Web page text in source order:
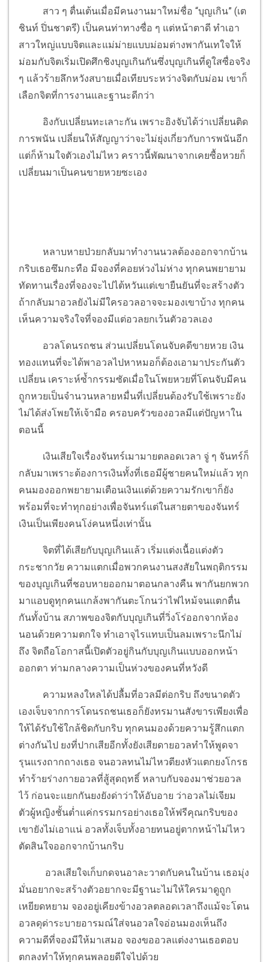
สาว ๆ ตื่นเต้นเมื่อมีคนงานมาใหม่ชื่อ “บุญเกิน” (เต
ชินท์ ปิ่นชาตรี) เป็นคนท่าทางซื่อ ๆ แต่หน้าตาดี ทำเอา
สาวใหญ่แบบจิตและแม่ม่ายแบบม่อมต่างพากันเทใจให้
ม่อมกับจิตเริ่มเปิดศึกชิงบุญเกินกันซึ่งบุญเกินที่ดูใสซื่อจริง
ๆ แล้วร้ายลึกหวังสบายเมื่อเทียบระหว่างจิตกับม่อม เขาก็
เลือกจิตที่การงานและฐานะดีกว่า
อิงกับเปลี่ยนทะเลาะกัน เพราะอิงจับได้ว่าเปลี่ยนติด
การพนัน เปลี่ยนให้สัญญาว่าจะไม่ยุ่งเกี่ยวกับการพนันอีก
แต่ก็ห้ามใจตัวเองไม่ไหว คราวนี้พัฒนาจากเคยซื้อหวยก็
เปลี่ยนมาเป็นคนขายหวยซะเอง
หลาบหายป่วยกลับมาทำงานนวลต้องออกจากบ้าน
กริบเธอซึมกะทือ มีจองที่คอยห่วงไม่ห่าง ทุกคนพยายาม
ทัดทานเรื่องที่จองจะไปไต้หวันแต่เขายืนยันที่จะสร้างตัว
ถ้ากลับมาอวลยังไม่มีใครอวลอาจจะมองเขาบ้าง ทุกคน
เห็นความจริงใจที่จองมีแต่อวลยกเว้นตัวอวลเอง
อวลโดนรถชน ส่วนเปลี่ยนโดนจับคดีขายหวย เงิน
ทองแทนที่จะได้พาอวลไปหาหมอก็ต้องเอามาประกันตัว
เปลี่ยน เคราะห์ซ้ำกรรมซัดเมื่อในโพยหวยที่โดนจับมีคน
ถูกหวยเป็นจำนวนหลายหมื่นที่เปลี่ยนต้องรับใช้เพราะยัง
ไม่ได้ส่งโพยให้เจ้ามือ ครอบครัวของอวลมีแต่ปัญหาใน
ตอนนี้
เงินเสียใจเรื่องจันทร์เมามายตลอดเวลา จู่ ๆ จันทร์ก็
กลับมาเพราะต้องการเงินทั้งที่เธอมีผู้ชายคนใหม่แล้ว ทุก
คนมองออกพยายามเตือนเงินแต่ด้วยความรักเขาก็ยัง
พร้อมที่จะทำทุกอย่างเพื่อจันทร์แต่ในสายตาของจันทร์
เงินเป็นเพียงคนโง่คนหนึ่งเท่านั้น
จิตที่ได้เสียกับบุญเกินแล้ว เริ่มแต่งเนื้อแต่งตัว
กระชากวัย ความแตกเมื่อพวกคนงานสงสัยในพฤติกรรม
ของบุญเกินที่ชอบหายออกมาตอนกลางคืน พากันยกพวก
มาแอบดูทุกคนแกล้งพากันตะโกนว่าไฟไหม้จนแตกตื่น
กันทั้งบ้าน สภาพของจิตกับบุญเกินที่วิ่งโร่ออกจากห้อง
นอนด้วยความตกใจ ทำเอาจุไรแทบเป็นลมเพราะนึกไม่
ถึง จิตถือโอกาสนี้เปิดตัวอยู่กินกับบุญเกินแบบออกหน้า
ออกตา ท่ามกลางความเป็นห่วงของคนที่หวังดี
ความหลงใหลได้ปลื้มที่อวลมีต่อกริบ ถึงขนาดตัว
เองเจ็บจากการโดนรถชนเธอก็ยังทรมานสังขารเพียงเพื่อ
ให้ได้รับใช้ใกล้ชิดกับกริบ ทุกคนมองด้วยความรู้สึกแตก
ต่างกันไป ยงที่ปากเสียอีกทั้งยังเสียดายอวลทำให้พูดจา
รุนแรงถากถางเธอ จนอวลทนไม่ไหวตียงหัวแตกยงโกรธ
ทำร้ายร่างกายอวลที่สู้สุดฤทธิ์ หลาบกับจองมาช่วยอวล
ไว้ ก่อนจะแยกกันยงยังด่าว่าให้อับอาย ว่าอวลไม่เจียม
ตัวผู้หญิงชั้นต่ำแค่กรรมกรอย่างเธอให้ฟรีคุณกริบของ
เขายังไม่เอาแน่ อวลทั้งเจ็บทั้งอายทนอยู่ตากหน้าไม่ไหว
ตัดสินใจออกจากบ้านกริบ
อวลเสียใจเก็บกดจนอาละวาดกับคนในบ้าน เธอมุ่ง
มั่นอยากจะสร้างตัวอยากจะมีฐานะไม่ให้ใครมาดูถูก
เหยียดหยาม จองอยู่เคียงข้างอวลตลอดเวลาถึงแม้จะโดน
อวลดุด่าระบายอารมณ์ใส่จนอวลใจอ่อนมองเห็นถึง
ความดีที่จองมีให้มาเสมอ จองขออวลแต่งงานเธอตอบ
ตกลงทำให้ทุกคนพลอยดีใจไปด้วย